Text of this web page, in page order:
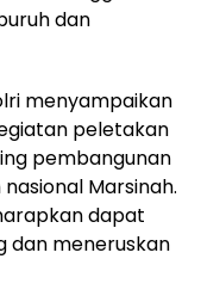
dan
menyampaikan
peletakan
pembangunan
Marsinah.
dapat
dan meneruskan